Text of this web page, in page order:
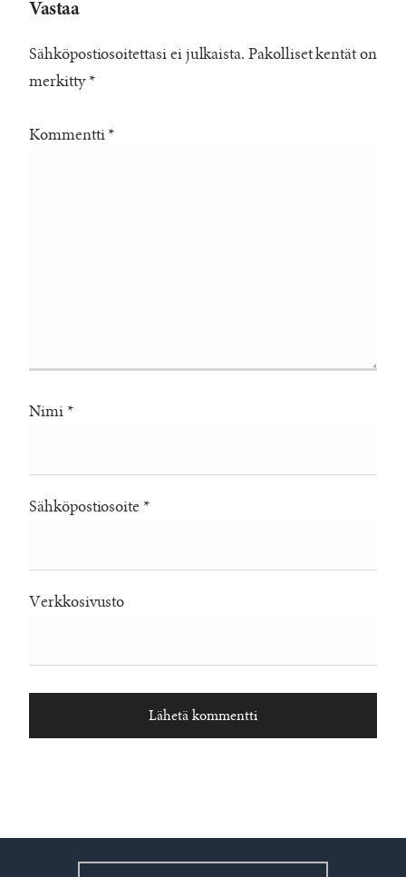
Vastaa
Sähköpostiosoitettasi ei julkaista. Pakolliset kentät on
merkitty *
Kommentti *
Nimi *
Sähköpostiosoite *
Verkkosivusto